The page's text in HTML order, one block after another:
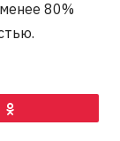
80%
Ok